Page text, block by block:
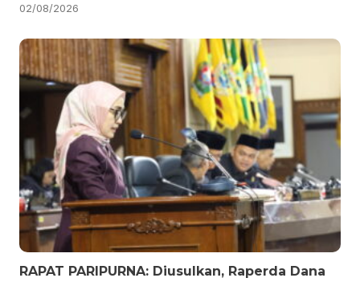
02/08/2026
RAPAT PARIPURNA: Diusulkan, Raperda Dana